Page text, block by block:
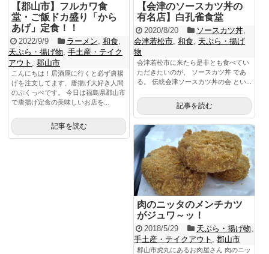
【郡山市】フルカワ食
堂・ご飯ドカ盛り「から
あげ」定食！！
2022/9/9 ラーメン 和食,
天ぷら・揚げ物 手土産・テイク
アウト
郡山市
こんにちは！居酒屋に行くと必ず唐揚
げを注文してます、唐揚げ大好き人間
のぷくっぺです。 今日は福島県郡山市
で唐揚げ定食の美味しいお店を...
記事を読む
【会津のソースカツ丼の
有名店】白孔雀食堂
2020/8/20 ソースカツ丼,
会津若松市 ,和食 天ぷら・揚げ
物
会津若松市に来たら是非とも食べてい
ただきたいのが、 ソースカツ丼 であ
る。 伝統会津ソースカツ丼の会 とい...
記事を読む
肉のニッタのメンチカツ
がジュワ～ッ！
2018/5/29 天ぷら・揚げ物
手土産・テイクアウト
,郡山市
郡山市虎丸にあるお肉屋さん 肉のニッ